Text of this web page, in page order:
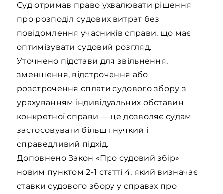
Суд отримав право ухвалювати рішення
про розподіл судових витрат без
повідомлення учасників справи, що має
оптимізувати судовий розгляд.
Уточнено підстави для звільнення,
зменшення, відстрочення або
розстрочення сплати судового збору з
урахуванням індивідуальних обставин
конкретної справи — це дозволяє судам
застосовувати більш гнучкий і
справедливий підхід.
Доповнено Закон «Про судовий збір»
новим пунктом 2-1 статті 4, який визначає
ставки судового збору у справах про